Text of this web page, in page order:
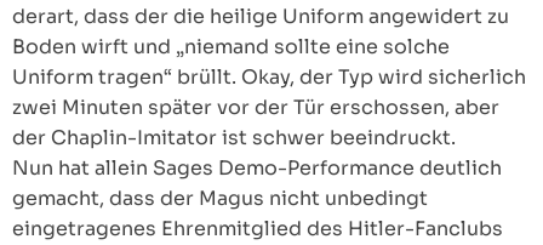
derart, dass der die heilige Uniform angewidert zu
Boden wirft und „niemand sollte eine solche
Uniform tragen“ brüllt. Okay, der Typ wird sicherlich
zwei Minuten später vor der Tür erschossen, aber
der Chaplin-Imitator ist schwer beeindruckt.
Nun hat allein Sages Demo-Performance deutlich
gemacht, dass der Magus nicht unbedingt
eingetragenes Ehrenmitglied des Hitler-Fanclubs